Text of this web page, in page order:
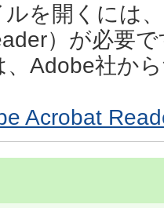
を開くには
）が必要
Adobe社か
Acrobat